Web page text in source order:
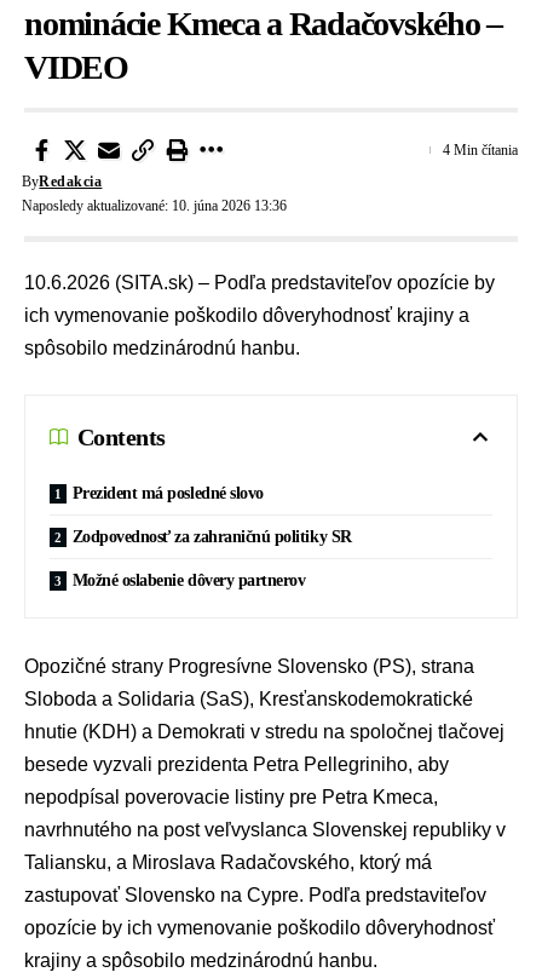
nominácie Kmeca a Radačovského –
VIDEO
Naposledy aktualizované: 10. júna 2026 13:36
ByRedakcia
4 Min čítania
10.6.2026 (SITA.sk) – Podľa predstaviteľov opozície by
ich vymenovanie poškodilo dôveryhodnosť krajiny a
spôsobilo medzinárodnú hanbu.
Contents
Prezident má posledné slovo
Zodpovednosť za zahraničnú politiky SR
Možné oslabenie dôvery partnerov
Opozičné strany Progresívne Slovensko (PS), strana
Sloboda a Solidaria (SaS), Kresťanskodemokratické
hnutie (KDH) a Demokrati v stredu na spoločnej tlačovej
besede vyzvali prezidenta Petra Pellegriniho, aby
nepodpísal poverovacie listiny pre Petra Kmeca,
navrhnutého na post veľvyslanca Slovenskej republiky v
Taliansku, a Miroslava Radačovského, ktorý má
zastupovať Slovensko na Cypre. Podľa predstaviteľov
opozície by ich vymenovanie poškodilo dôveryhodnosť
krajiny a spôsobilo medzinárodnú hanbu.